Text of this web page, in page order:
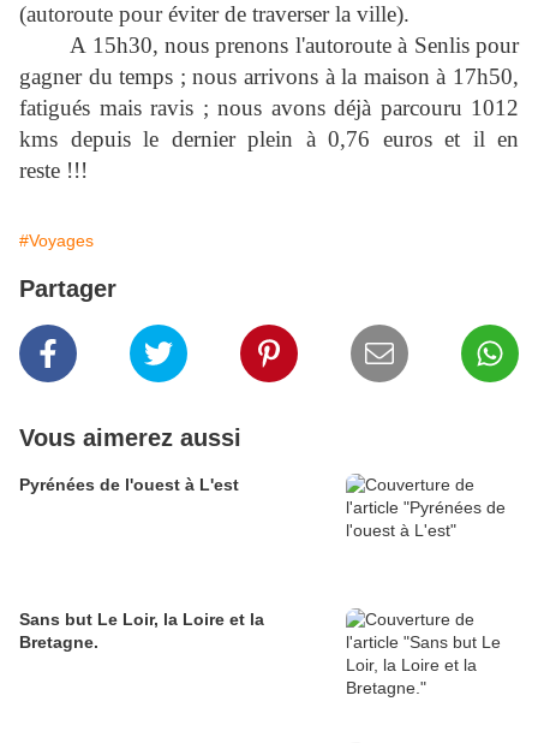
(autoroute pour éviter de traverser la ville).
A 15h30, nous prenons l'autoroute à Senlis pour
gagner du temps ; nous arrivons à la maison à 17h50,
fatigués mais ravis ; nous avons déjà parcouru 1012
kms depuis le dernier plein à 0,76 euros et il en
reste !!!
#Voyages
Partager
Vous aimerez aussi
Pyrénées de l'ouest à L'est
Sans but Le Loir, la Loire et la
Bretagne.